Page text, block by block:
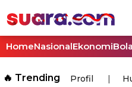
HomeNasionalEkonomiBola
🔥 Trending Profil